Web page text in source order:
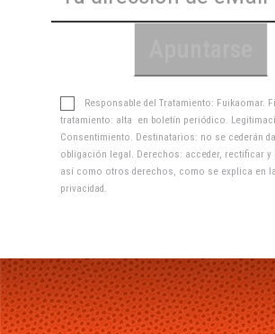
Responsable del Tratamiento: Fuikaomar.
tratamiento: alta en boletín periódico.
Consentimiento. Destinatarios: no se cederán
obligación legal. Derechos: acceder, rectificar
así como otros derechos, como se explica en la
privacidad .